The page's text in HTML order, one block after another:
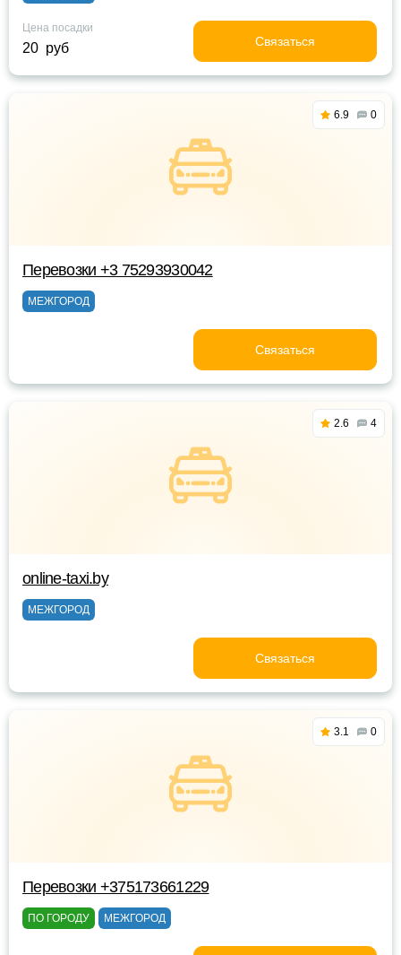
Цена посадки
20 руб Связаться
6.9 0
Перевозки +3 75293930042
МЕЖГОРОД
Связаться
2.6 4
online-taxi.by
МЕЖГОРОД
Связаться
3.1 0
Перевозки +375173661229
ПО ГОРОДУ МЕЖГОРОД